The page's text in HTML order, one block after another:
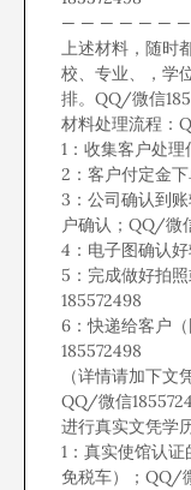
— — — — — —
上述材料，随时
校、专业、，学
排。QQ/微信
材料处理流程：
1：收集客户处
2：客户付定金
3：公司确认到
户确认；QQ/微
4：电子图确认
5：完成做好拍
185572498
6：快递给客户
185572498
（详情请加下
QQ/微信
进行真实文凭学
1：真实使馆认
免税车）；QQ/